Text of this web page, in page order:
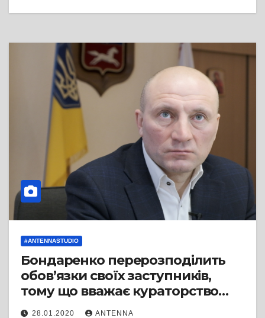
#ANTENNASTUDIO
Бондаренко перерозподілить
обов’язки своїх заступників,
тому що вважає кураторство
ЖКГ неефективним
28.01.2020 ANTENNA